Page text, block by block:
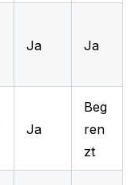
Ja Ja
Ja
Beg
ren
zt